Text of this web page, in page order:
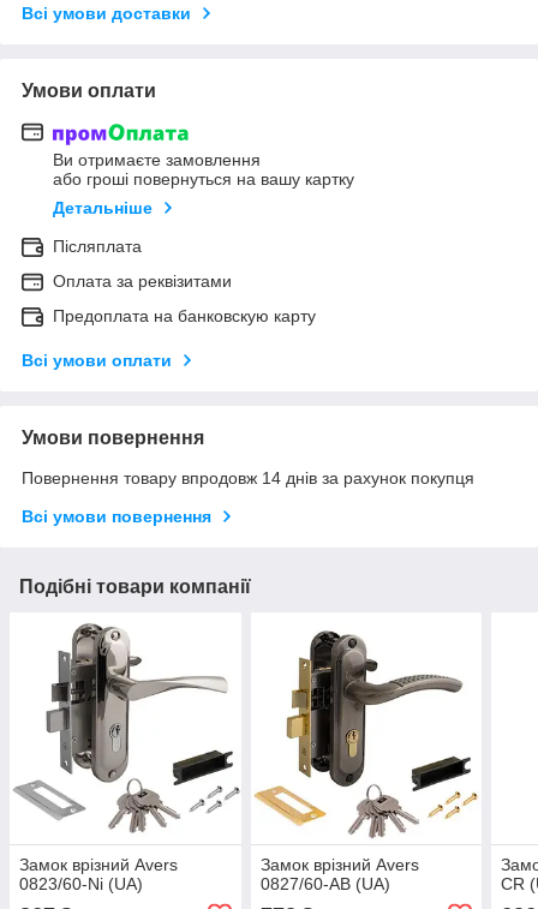
Всі умови доставки
Умови оплати
Ви отримаєте замовлення
або гроші повернуться на вашу картку
Детальніше
Післяплата
Оплата за реквізитами
Предоплата на банковскую карту
Всі умови оплати
Умови повернення
Повернення товару впродовж 14 днів за рахунок покупця
Всі умови повернення
Подібні товари компанії
Замок врізний Avers
0823/60-Ni (UA)
Замок врізний Avers
0827/60-AB (UA)
CR